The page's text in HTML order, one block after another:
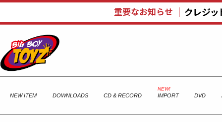
NEW ITEM DOWNLOADS CD & RECORD IMPORT DVD